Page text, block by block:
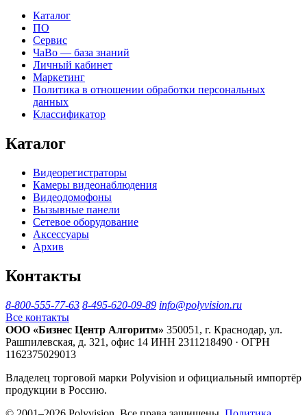
Каталог
ПО
Сервис
ЧаВо — база знаний
Личный кабинет
Маркетинг
Политика в отношении обработки персональных
данных
Классификатор
Каталог
Видеорегистраторы
Камеры видеонаблюдения
Видеодомофоны
Вызывные панели
Сетевое оборудование
Аксессуары
Архив
Контакты
8-800-555-77-63 8-495-620-09-89 info@polyvision.ru
Все контакты
ООО «Бизнес Центр Алгоритм» 350051, г. Краснодар, ул.
Рашпилевская, д. 321, офис 14 ИНН 2311218490 · ОГРН
1162375029013
Владелец торговой марки Polyvision и официальный импортёр
продукции в Россию.